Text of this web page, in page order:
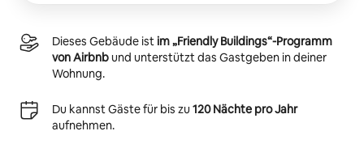
Dieses Gebäude istim „Friendly Buildings“-Programm
von Airbnbund unterstützt das Gastgeben in deiner
Wohnung.
Du kannst Gäste für bis zu 120 Nächte pro Jahr
aufnehmen.